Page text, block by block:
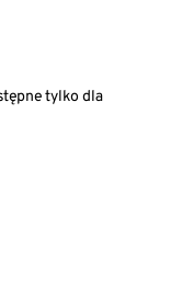
tylko dla